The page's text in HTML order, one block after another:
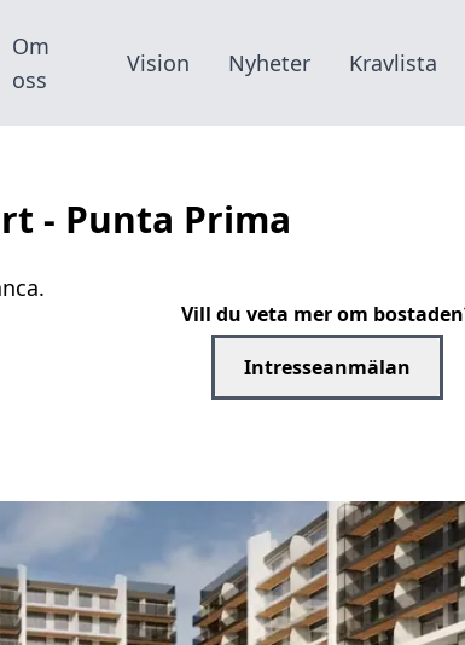
Om
oss
Vision Nyheter Kravlista
- Punta Prima
Vill du veta mer om
Intresseanmälan